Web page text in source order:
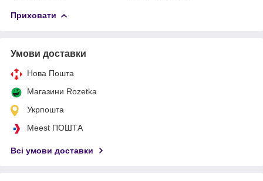
Приховати
Умови доставки
Нова Пошта
Магазини Rozetka
Укрпошта
Meest ПОШТА
Всі умови доставки